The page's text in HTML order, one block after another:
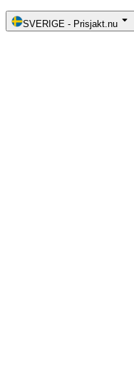
SVERIGE - Prisjakt.nu